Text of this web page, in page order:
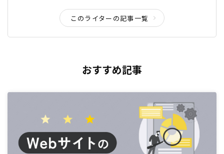
このライターの記事一覧
おすすめ記事